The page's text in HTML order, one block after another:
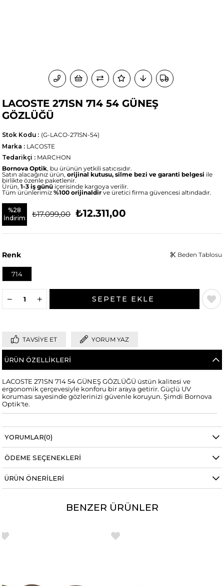
LACOSTE 271SN 714 54 GÜNEŞ
GÖZLÜĞÜ
(G-LACO-271SN-54)
Stok Kodu
Marka : LACOSTE
Tedarikçi : MARCHON
Bornova Optik, bu ürünün yetkili satıcısıdır.
Satın alacağınız ürün,orijinal kutusu, silme bezi ve garanti belgesi ile
birlikte özenle paketlenir.
Ürün,1-3 iş günü içerisinde kargoya verilir.
Tüm ürünlerimiz%100 orijinaldirve üretici firma güvencesi altındadır.
%28
İndirim
₺17.099,00 ₺12.311,00
Renk
714
Beden Tablosu
TAVSIYE ET YORUM YAZ
ÜRÜN ÖZELLIKLERI
LACOSTE 271SN 714 54 GÜNEŞ GÖZLÜĞÜ üstün kalitesi ve
ergonomik çerçevesiyle konforu bir araya getirir. Güçlü UV
koruması sayesinde gözlerinizi güvenle koruyun. Şimdi Bornova
Optik'te.
YORUMLAR(0)
ÖDEME SEÇENEKLERI
ÜRÜN ÖNERILERI
BENZER ÜRÜNLER